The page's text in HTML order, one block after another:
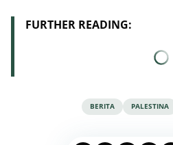
FURTHER READING:
BERITA PALESTINA